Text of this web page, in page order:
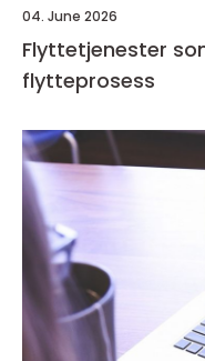
04. June 2026
Flyttetjenester
flytteprosess